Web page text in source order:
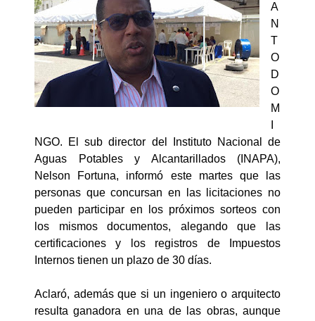
A
N
T
O
D
O
M
NGO. El sub director del Instituto Nacional de
Aguas Potables y Alcantarillados (INAPA),
Nelson Fortuna, informó este martes que las
personas que concursan en las licitaciones no
pueden participar en los próximos sorteos con
los mismos documentos, alegando que las
certificaciones y los registros de Impuestos
Internos tienen un plazo de 30 días.
Aclaró, además que si un ingeniero o arquitecto
resulta ganadora en una de las obras, aunque